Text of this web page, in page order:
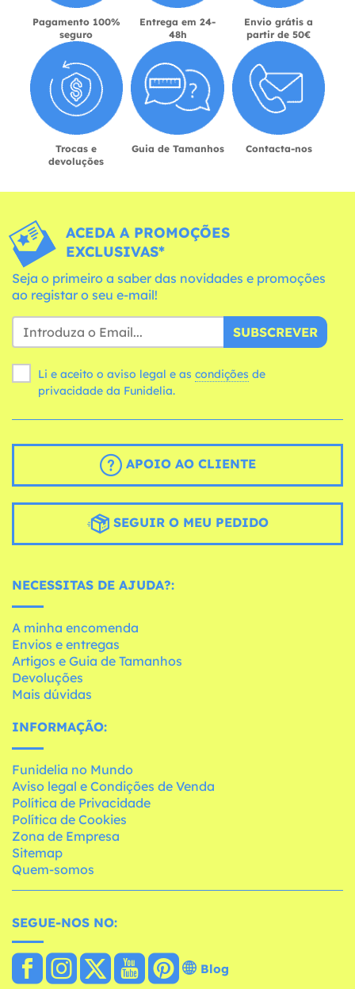
Pagamento 100%
seguro
Entrega em 24-
48h
Envio grátis a
partir de 50€
Trocas e
devoluções
Guia de Tamanhos Contacta-nos
ACEDA A PROMOÇÕES
EXCLUSIVAS*
Seja o primeiro a saber das novidades e promoções
ao registar o seu e-mail!
SUBSCREVER
Li e aceito o aviso legal e as condições
privacidade da Funidelia.
APOIO AO CLIENTE
SEGUIR O MEU PEDIDO
NECESSITAS DE AJUDA?:
A minha encomenda
Envios e entregas
Artigos e Guia de Tamanhos
Devoluções
Mais dúvidas
INFORMAÇÃO:
Funidelia no Mundo
Aviso legal e Condições de Venda
Política de Privacidade
Política de Cookies
Zona de Empresa
Sitemap
Quem-somos
SEGUE-NOS NO:
Blog